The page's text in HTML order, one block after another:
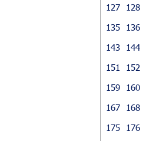
127
128
135
136
143
144
151
152
159
160
167
168
175
176